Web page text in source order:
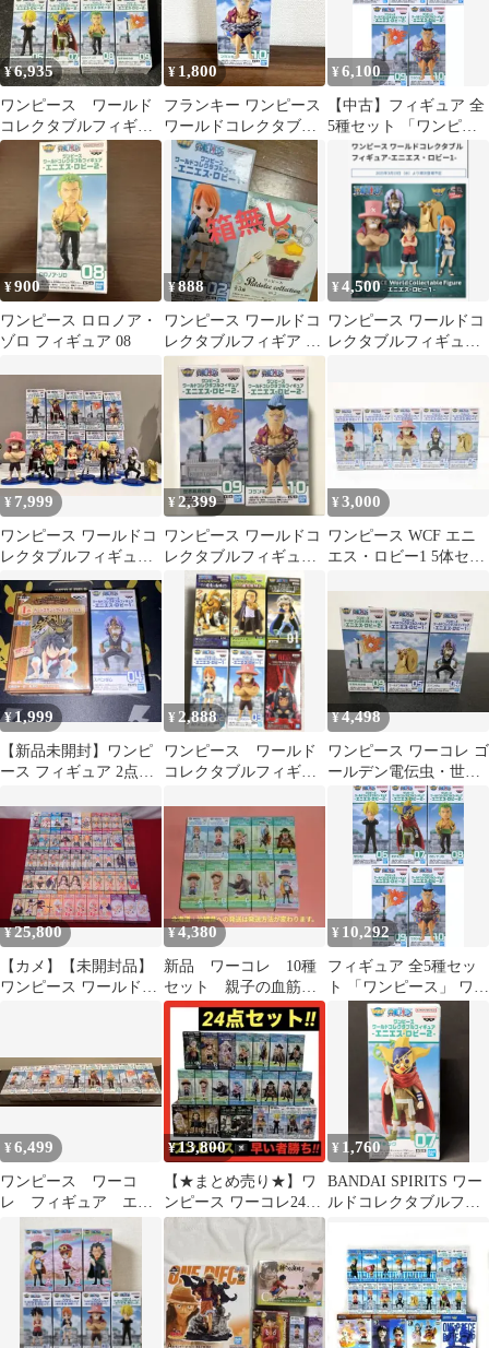
¥6,935
ワンピース ワールド
コレクタブルフィギュ
ア エニエスロビー
¥ 1,800
フランキー ワンピース
ワールドコレクタブル
フィギュア エニエス・
ロビー2
¥6,100
【中古】フィギュア 全
5種セット 「ワンピー
ス」 ワールドコレクタ
ブルフィギュア -エニ
エス・ロビー2-
¥900
ワンピース ロロノア・
ゾロ フィギュア 08
¥888
ワンピース ワールドコ
レクタブルフィギア ナ
ミ チョッパー コー
ラフロート
¥4,500
ワンピース ワールドコ
レクタブルフィギュア
¥7,999
ワンピース ワールドコ
レクタブルフィギュア
エニエス・ロビー コン
プセット
¥2,399
ワンピース ワールドコ
レクタブルフィギュ
ア ロビー世界政府の
旗 フランキー 2体
¥3,000
ワンピース WCF エニ
エス・ロビー1 5体セッ
¥1,999
【新品未開封】ワンピ
ース フィギュア 2点セ
ム
¥ 2,888
ワンピース ワールド
コレクタブルフィギュ
¥4,498
ワンピース ワーコレ ゴ
ールデン電伝虫・世界
政府の旗・スパンダム
3種セット
¥25,800
【カメ】【未開封品】
ワンピース ワールドコ
ギア5 SPECIAL 他 まと
め 51点 314
¥4,380
新品 ワーコレ 10種
セット 親子の血筋
Ⅰ カマバッカ王国
エニエス・ロビー 他
¥ 10,292
フィギュア 全5種セッ
ト 「ワンピース」 ワー
ルドコレクタブルフィ
ギュア -エニエス・ロ
ビー2-【10日以内発
¥6,499
ワンピース ワーコ
レ フィギュア エニ
コンプ
¥13,800
【★まとめ売り★】ワ
ンピース ワーコレ24個
セット
¥ 1,760
BANDAI SPIRITS ワー
ルドコレクタブルフィ
ー2 ウソップ